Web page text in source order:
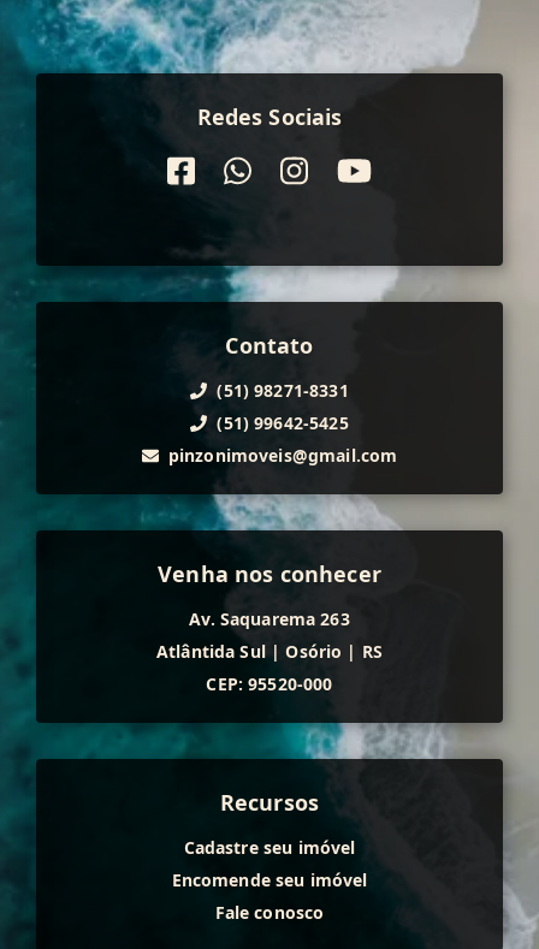
Redes Sociais
Contato
(51) 98271-8331
(51) 99642-5425
pinzonimoveis@gmail.com
Venha nos conhecer
Av. Saquarema 263
Atlântida Sul | Osório | RS
CEP: 95520-000
Recursos
Cadastre seu imóvel
Encomende seu imóvel
Fale conosco